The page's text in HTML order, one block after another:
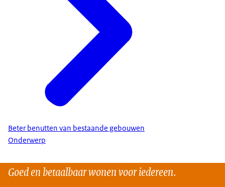
Beter benutten van bestaande gebouwen
Onderwerp
Goed en betaalbaar wonen voor iedereen.